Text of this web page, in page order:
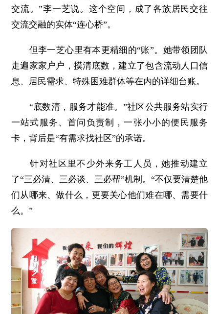
交流。”李一芝说。这个空间，成了各族居民交往
交流交融的实体“连心桥”。
但李一芝心里有本更精细的“账”。她带领团队
走遍家家户户，摸清底数，建立了包含流动人口信
息、居民需求、特殊困难群体等在内的详细台账。
“底数清，服务才能准。”社区公共服务站实行
一站式服务、首问负责制，一张小小的便民服务
卡，背后是“有需求找社区”的承诺。
针对社区里不少外来务工人员，她推动建立
了“三必清、三必谈、三必帮”机制。“不仅要清楚他
们从哪来、做什么，更要关心他们难在哪、需要什
么。”